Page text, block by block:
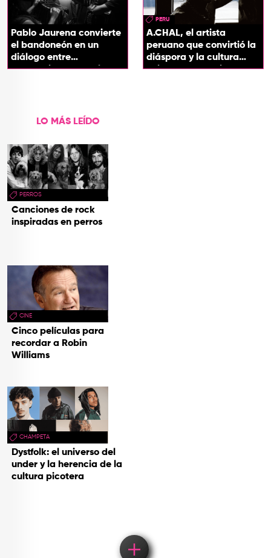
Pablo Jaurena convierte
el bandoneón en un
diálogo entre
generaciones con el
PERU
A.CHAL, el artista
peruano que convirtió la
diáspora y la cultura
chicha en su sonido
LO MÁS LEÍDO
PERROS
Canciones de rock
inspiradas en perros
CINE
Cinco películas para
recordar a Robin
Williams
CHAMPETA
Dystfolk: el universo del
under y la herencia de la
cultura picotera